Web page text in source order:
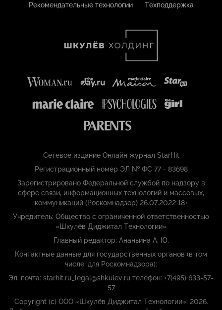
Рекомендательные технологии
Техподдержка
Сетевое издание Онлайн журнал StarHit
Регистрационный номер ЭЛ № ФС 77 - 83698
Зарегистрировано Федеральной службой по надзору в
сфере связи, информационных технологий и массовых,
коммуникаций (Роскомнадзор) 26.07.2022 18+
Учредитель: Общество с ограниченной ответственностью
«Шкулёв Диджитал Технологии»
Главный редактор: Ананьина А. Ю.
Контактные данные для государственных органов (в том
числе, для Роскомнадзора):
Эл. почта: starhit.ru_legal@shkulev.ru телефон: +7(495) 633-57-
57
Copyright (с) ООО «Шкулёв Диджитал Технологии», 2026.